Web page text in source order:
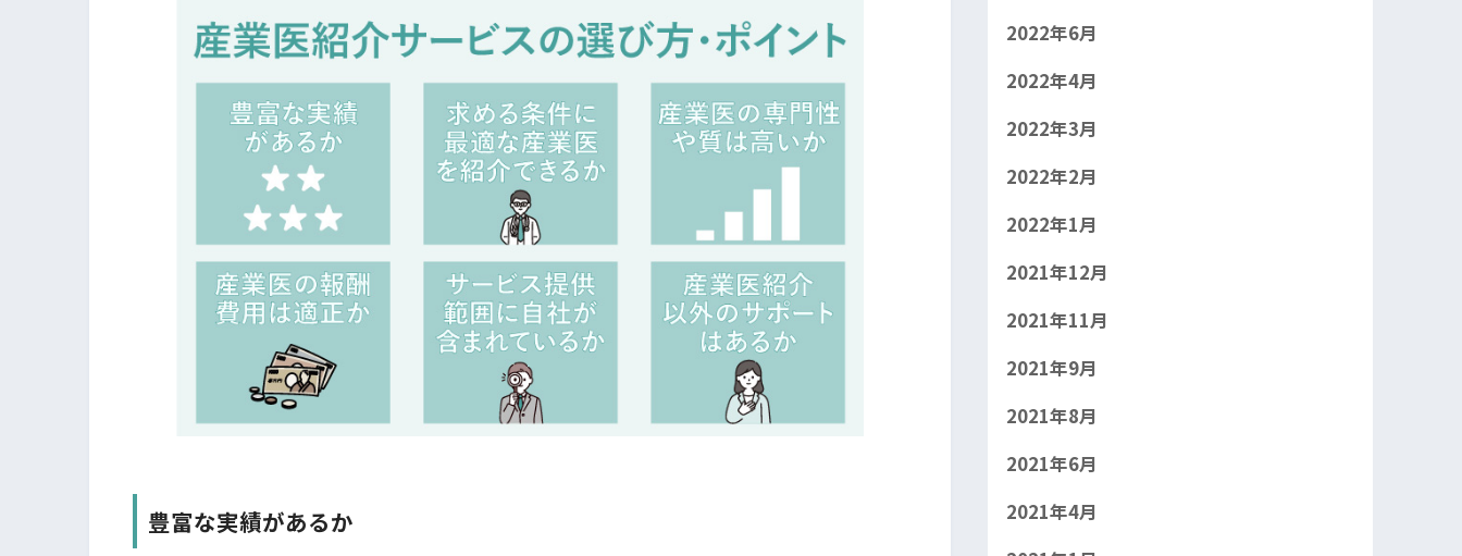
豊富な実績があるか
2022年6月
2022年4月
2022年3月
2022年2月
2022年1月
2021年12月
2021年11月
2021年9月
2021年8月
2021年6月
2021年4月